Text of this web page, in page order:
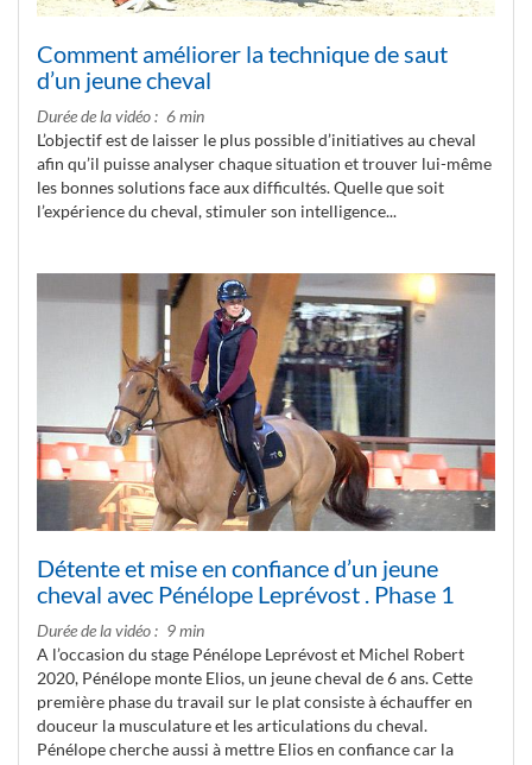
Comment améliorer la technique de saut
d’un jeune cheval
Durée de la vidéo
6 min
L’objectif est de laisser le plus possible d’initiatives au cheval
afin qu’il puisse analyser chaque situation et trouver lui-même
les bonnes solutions face aux difficultés. Quelle que soit
l’expérience du cheval, stimuler son intelligence...
Détente et mise en confiance d’un jeune
cheval avec Pénélope Leprévost . Phase 1
Durée de la vidéo
9 min
A l’occasion du stage Pénélope Leprévost et Michel Robert
2020, Pénélope monte Elios, un jeune cheval de 6 ans. Cette
première phase du travail sur le plat consiste à échauffer en
douceur la musculature et les articulations du cheval.
Pénélope cherche aussi à mettre Elios en confiance car la